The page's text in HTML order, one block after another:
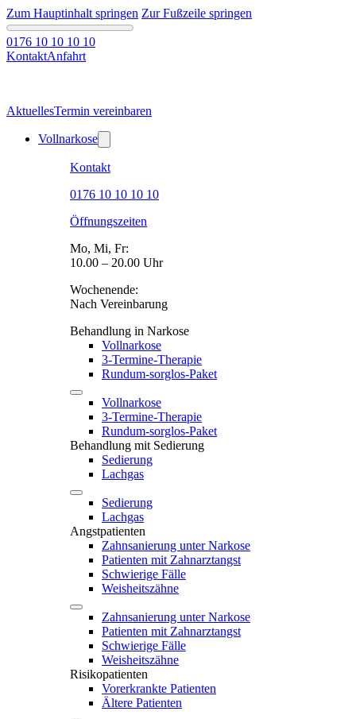
Zum Hauptinhalt springen Zur Fußzeile springen
0176 10 10 10 10
KontaktAnfahrt
AktuellesTermin vereinbaren
Vollnarkose
Kontakt
0176 10 10 10 10
Öffnungszeiten
Mo, Mi, Fr:
10.00 – 20.00 Uhr
Wochenende:
Nach Vereinbarung
Behandlung in Narkose
Vollnarkose
3-Termine-Therapie
Rundum-sorglos-Paket
Vollnarkose
3-Termine-Therapie
Rundum-sorglos-Paket
Behandlung mit Sedierung
Sedierung
Lachgas
Sedierung
Lachgas
Angstpatienten
Zahnsanierung unter Narkose
Patienten mit Zahnarztangst
Schwierige Fälle
Weisheitszähne
Zahnsanierung unter Narkose
Patienten mit Zahnarztangst
Schwierige Fälle
Weisheitszähne
Risikopatienten
Vorerkrankte Patienten
Ältere Patienten